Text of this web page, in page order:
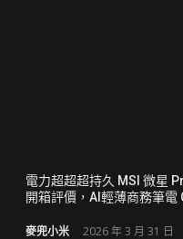
電力超超超持久 MSI 微星
開箱評價，AI輕薄商務筆電
麥兜小米 2026 年 3 月 31 日